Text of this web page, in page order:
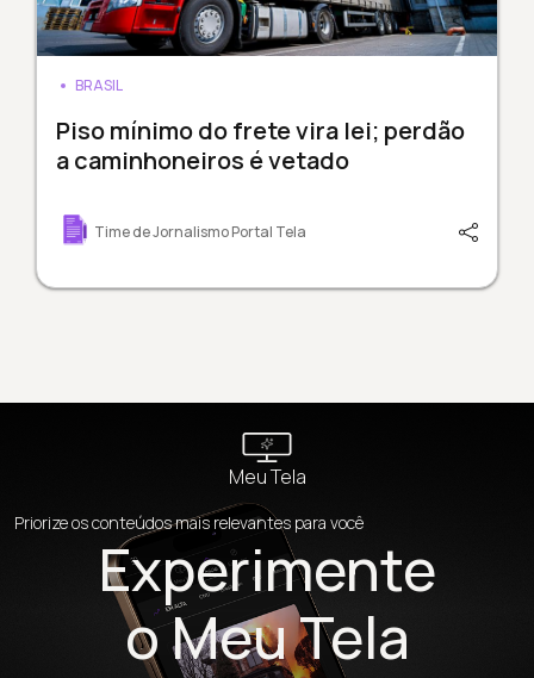
BRASIL
Piso mínimo do frete vira lei; perdão
a caminhoneiros é vetado
Time de Jornalismo Portal Tela
Meu Tela
Priorize os conteúdos mais relevantes para você
Experimente
o Meu Tela